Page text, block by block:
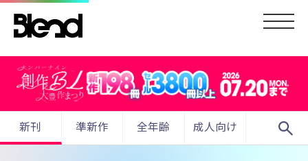
新刊 準新作 全年齢 成人向け search